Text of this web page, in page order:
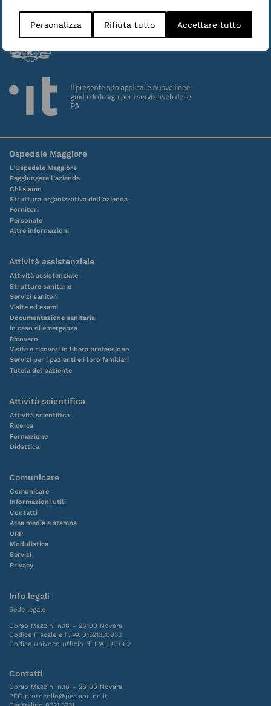
Personalizza Rifiuta tutto Accettare tutto
Ospedale Maggiore
L’Ospedale Maggiore
Raggiungere l’azienda
Chi siamo
Struttura organizzativa dell’azienda
Fornitori
Personale
Altre informazioni
Attività assistenziale
Attività assistenziale
Strutture sanitarie
Servizi sanitari
Visite ed esami
Documentazione sanitaria
In caso di emergenza
Ricovero
Visite e ricoveri in libera professione
Servizi per i pazienti e i loro familiari
Tutela del paziente
Attività scientifica
Attività scientifica
Ricerca
Formazione
Didattica
Comunicare
Comunicare
Informazioni utili
Contatti
Area media e stampa
URP
Modulistica
Servizi
Privacy
Info legali
Sede legale
Corso Mazzini n.18 – 28100 Novara
Codice Fiscale e P.IVA 01521330033
Codice univoco ufficio di IPA: UF7I62
Contatti
Corso Mazzini n.18 – 28100 Novara
PEC protocollo@pec.aou.no.it